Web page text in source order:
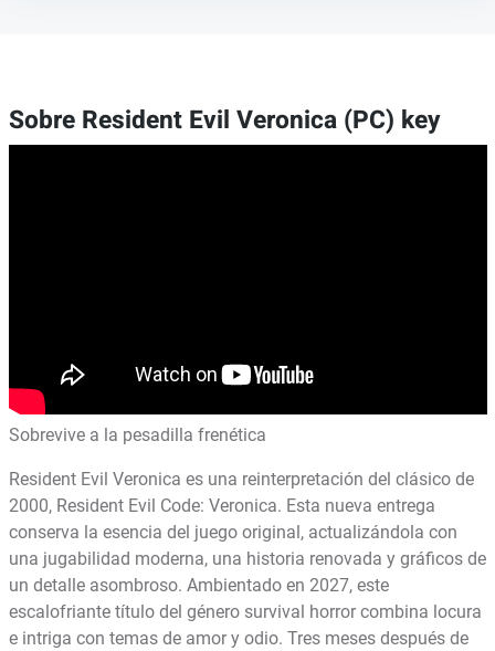
Sobre Resident Evil Veronica (PC) key
Sobrevive a la pesadilla frenética
Resident Evil Veronica es una reinterpretación del clásico de
2000, Resident Evil Code: Veronica. Esta nueva entrega
conserva la esencia del juego original, actualizándola con
una jugabilidad moderna, una historia renovada y gráficos de
un detalle asombroso. Ambientado en 2027, este
escalofriante título del género survival horror combina locura
e intriga con temas de amor y odio. Tres meses después de